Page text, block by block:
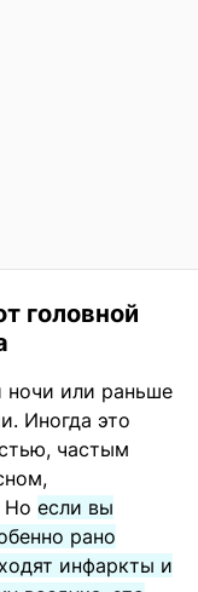
головной
или раньше
Иногда это
частым
Но если вы
рано
инфаркты и